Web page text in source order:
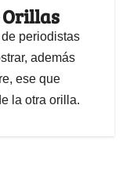
Orillas
periodistas
además
ese que
la otra orilla.